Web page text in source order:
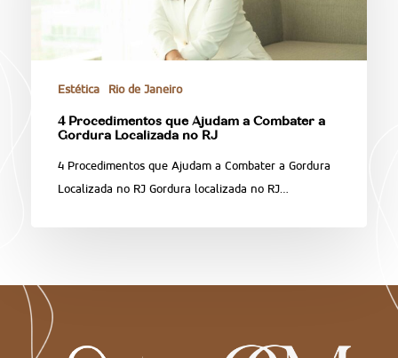
Estética Rio de Janeiro
4 Procedimentos que Ajudam a Combater a
Gordura Localizada no RJ
4 Procedimentos que Ajudam a Combater a Gordura
Localizada no RJ Gordura localizada no RJ…